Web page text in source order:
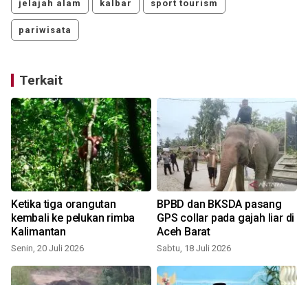
jelajah alam kalbar sport tourism
pariwisata
Terkait
Ketika tiga orangutan
kembali ke pelukan rimba
Kalimantan
Senin, 20 Juli 2026
BPBD dan BKSDA pasang
GPS collar pada gajah liar di
Aceh Barat
Sabtu, 18 Juli 2026